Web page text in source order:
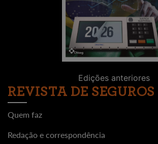
Edições anteriores
REVISTA DE SEGUROS
Quem faz
Redação e correspondência